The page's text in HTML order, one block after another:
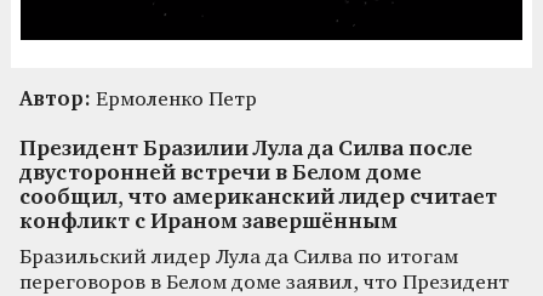
Автор: Ермоленко Петр
Президент Бразилии Лула да Силва после
двусторонней встречи в Белом доме
сообщил, что американский лидер считает
конфликт с Ираном завершённым
Бразильский лидер Лула да Силва по итогам
переговоров в Белом доме заявил, что Президент